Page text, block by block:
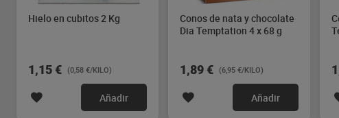
Hielo en cubitos 2 Kg
1,15 € (0,58 €/KILO)
Añadir
Conos de nata y chocolate
Dia Temptation 4 x 68 g
1,89 € (6,95 €/KILO)
Añadir